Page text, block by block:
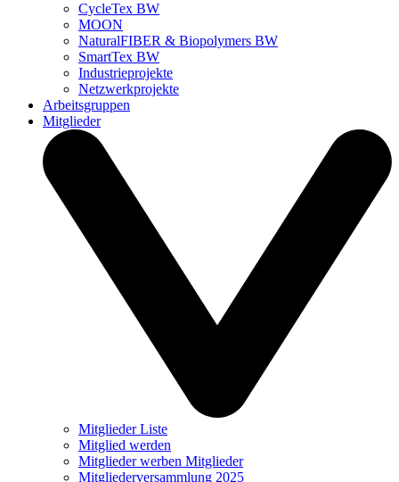
CycleTex BW
MOON
NaturalFIBER & Biopolymers BW
SmartTex BW
Industrieprojekte
Netzwerkprojekte
Arbeitsgruppen
Mitglieder
Mitglieder Liste
Mitglied werden
Mitglieder werben Mitglieder
Mitgliederversammlung 2025